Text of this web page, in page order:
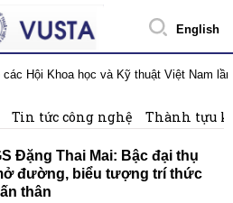
English
Hội Khoa học và Kỹ thuật Việt Nam
Tin tức công nghệ Thành tựu
Đặng Thai Mai: Bậc đại thụ
đường, biểu tượng trí thức
thân